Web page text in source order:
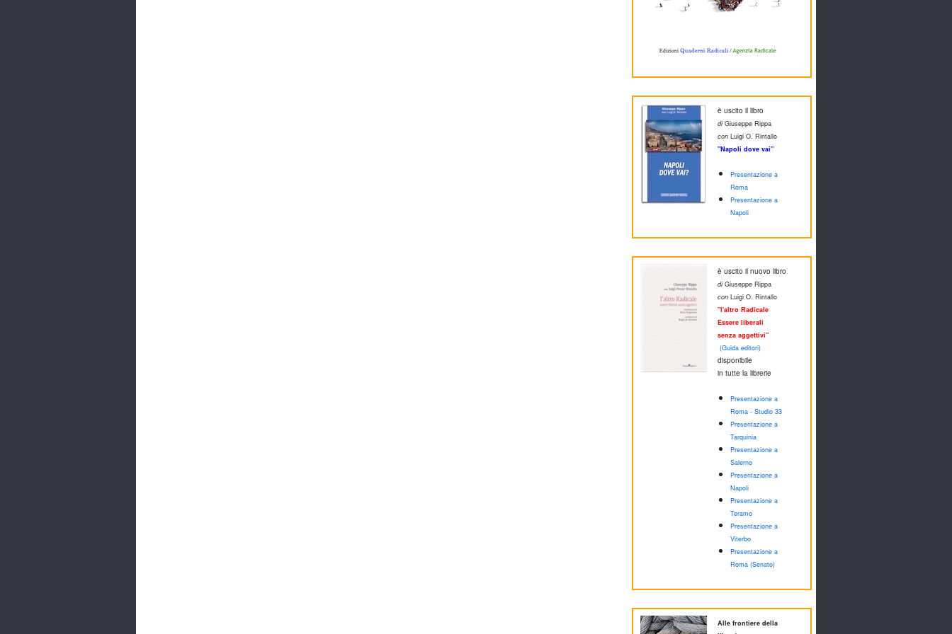
è uscito il libro
diGiuseppe Rippa
con Luigi O. Rintallo
"Napoli dove vai"
Presentazione a
Roma
Presentazione a
Napoli
è uscito il nuovo libro
diGiuseppe Rippa
con Luigi O. Rintallo
"l'altro Radicale
Essere liberali
senza aggettivi"
(Guida editori)
disponibile
in tutte la librerie
Presentazione a
Roma - Studio 33
Presentazione a
Tarquinia
Presentazione a
Salerno
Presentazione a
Napoli
Presentazione a
Teramo
Presentazione a
Viterbo
Presentazione a
Roma (Senato)
Alle frontiere della